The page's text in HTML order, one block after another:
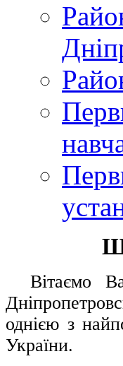
Вітаємо
однією з
України.